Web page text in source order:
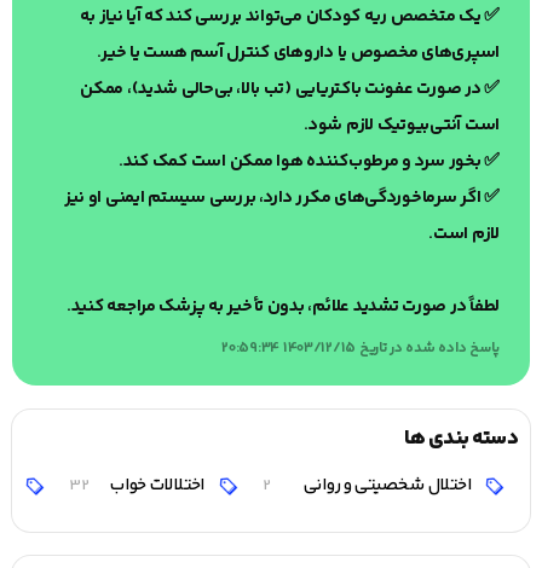
✅ یک متخصص ریه کودکان می‌تواند بررسی کند که آیا نیاز به
اسپری‌های مخصوص یا داروهای کنترل آسم هست یا خیر.
✅ در صورت عفونت باکتریایی (تب بالا، بی‌حالی شدید)، ممکن
است آنتی‌بیوتیک لازم شود.
✅ بخور سرد و مرطوب‌کننده هوا ممکن است کمک کند.
✅ اگر سرماخوردگی‌های مکرر دارد، بررسی سیستم ایمنی او نیز
لازم است.
لطفاً در صورت تشدید علائم، بدون تأخیر به پزشک مراجعه کنید.
پاسخ داده شده در تاریخ 1403/12/15 20:59:34
دسته بندی ها
اختلال شخصیتی و روانی 2 اختلالات خواب 32